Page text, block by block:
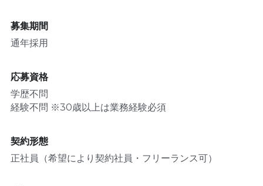
募集期間
通年採用
応募資格
学歴不問
経験不問 ※30歳以上は業務経験必須
契約形態
正社員（希望により契約社員・フリーランス可）